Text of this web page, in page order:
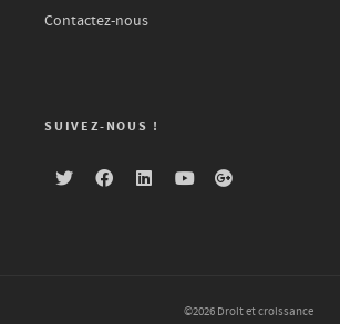
Contactez-nous
SUIVEZ-NOUS !
©2026 Droit et croissance